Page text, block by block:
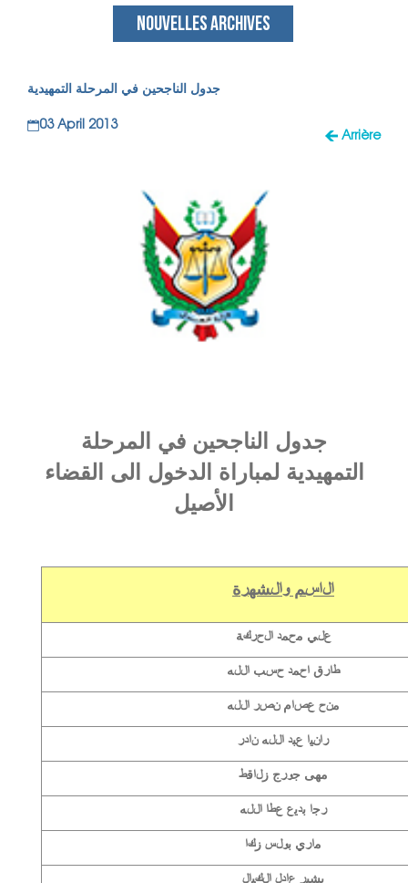
NOUVELLES ARCHIVES
جدول الناجحين في المرحلة التمهيدية
Arrière
03 April 2013
جدول الناجحين في المرحلة
التمهيدية لمباراة الدخول الى القضاء
الأصيل
الاسم والشهرة
علي محمد الحركة
طارق احمد حسب الله
منح عصام نصر الله
رانيا عبد الله نادر
مهى جورج زلاقط
رجا بديع عطا الله
ماري بولس زكا
بشير عادل الكيال